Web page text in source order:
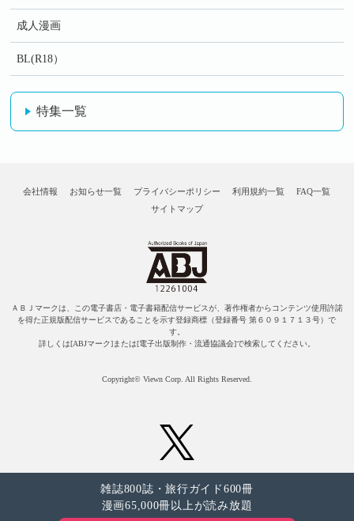
成人漫画
BL(R18）
特集一覧
会社情報 お知らせ一覧 プライバシーポリシー 利用規約一覧
FAQ一覧
サイトマップ
ＡＢＪマークは、この電子書店・電子書籍配信サービスが、著作権者からコンテンツ使用許諾
を得た正規版配信サービスであることを示す登録商標（登録番号 第６０９１７１３号）で
す。
詳しくは[ABJマーク]または[電子出版制作・流通協議会]で検索してください。
Copyright© Viewn Corp. All Rights Reserved.
雑誌800誌・旅行ガイド600冊
漫画65,000冊以上が読み放題